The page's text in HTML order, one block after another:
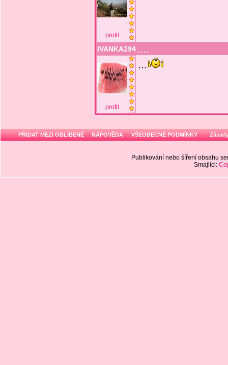
profil
IVANKA294 ....
profil
...
PŘIDAT MEZI OBLÍBENÉ NÁPOVĚDA VŠEOBECNÉ PODMÍNKY
Publikování nebo šíření obsahu
Smajlíci: